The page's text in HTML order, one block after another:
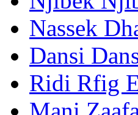
Nassek
Dansi
Ridi Rfig